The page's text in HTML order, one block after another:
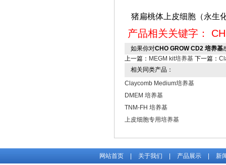
猪扁桃体上皮细胞（永生
产品相关关键字：
如果你对CHO GROW CD2 培养基
上一篇： MEGM kit培养基 下一篇：
相关同类产品：
Claycomb Medium培养基
DMEM 培养基
TNM-FH 培养基
上皮细胞专用培养基
网站首页 关于我们 产品展示 新